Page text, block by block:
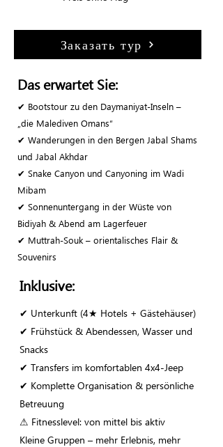
Заказать тур
Das erwartet Sie:
✔ Bootstour zu den Daymaniyat-Inseln –
„die Malediven Omans“
✔ Wanderungen in den Bergen Jabal Shams
und Jabal Akhdar
✔ Snake Canyon und Canyoning im Wadi
Mibam
✔ Sonnenuntergang in der Wüste von
Bidiyah & Abend am Lagerfeuer
✔ Muttrah-Souk – orientalisches Flair &
Souvenirs
Inklusive:
✔ Unterkunft (4★ Hotels + Gästehäuser)
✔ Frühstück & Abendessen, Wasser und
Snacks
✔ Transfers im komfortablen 4x4-Jeep
✔ Komplette Organisation & persönliche
Betreuung
⚠ Fitnesslevel: von mittel bis aktiv
Kleine Gruppen – mehr Erlebnis, mehr